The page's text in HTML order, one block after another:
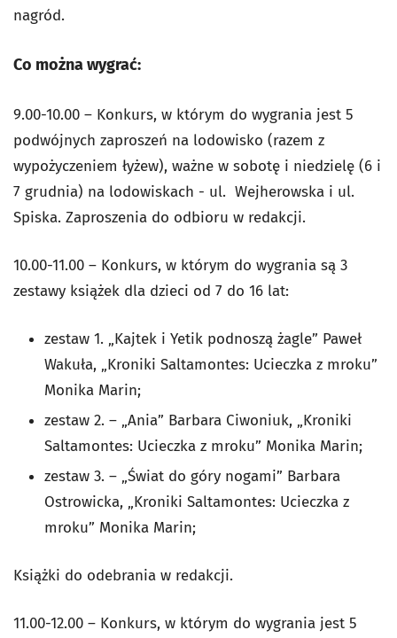
nagród.
Co można wygrać:
9.00-10.00 – Konkurs, w którym do wygrania jest 5
podwójnych zaproszeń na lodowisko (razem z
wypożyczeniem łyżew), ważne w sobotę i niedzielę (6 i
7 grudnia) na lodowiskach - ul. Wejherowska i ul.
Spiska. Zaproszenia do odbioru w redakcji.
10.00-11.00 – Konkurs, w którym do wygrania są 3
zestawy książek dla dzieci od 7 do 16 lat:
zestaw 1. „Kajtek i Yetik podnoszą żagle” Paweł
Wakuła, „Kroniki Saltamontes: Ucieczka z mroku”
Monika Marin;
zestaw 2. – „Ania” Barbara Ciwoniuk, „Kroniki
Saltamontes: Ucieczka z mroku” Monika Marin;
zestaw 3. – „Świat do góry nogami” Barbara
Ostrowicka, „Kroniki Saltamontes: Ucieczka z
mroku” Monika Marin;
Książki do odebrania w redakcji.
11.00-12.00 – Konkurs, w którym do wygrania jest 5